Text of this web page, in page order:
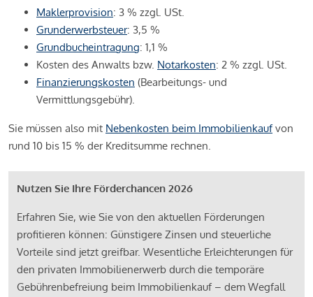
Maklerprovision: 3 % zzgl. USt.
Grunderwerbsteuer: 3,5 %
Grundbucheintragung: 1,1 %
Kosten des Anwalts bzw. Notarkosten: 2 % zzgl. USt.
Finanzierungskosten (Bearbeitungs- und
Vermittlungsgebühr).
Sie müssen also mit Nebenkosten beim Immobilienkaufvon
rund 10 bis 15 % der Kreditsumme rechnen.
Nutzen Sie Ihre Förderchancen 2026
Erfahren Sie, wie Sie von den aktuellen Förderungen
profitieren können: Günstigere Zinsen und steuerliche
Vorteile sind jetzt greifbar. Wesentliche Erleichterungen für
den privaten Immobilienerwerb durch die temporäre
Gebührenbefreiung beim Immobilienkauf – dem Wegfall